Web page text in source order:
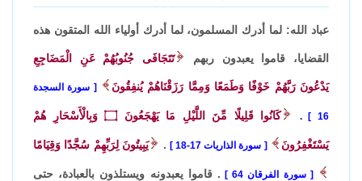
عباد الله: لما أدرك المسلمون، لما أدرك أولياء الله المتقون هذه
القضايا، قاموا يعبدون ربهم تَتَجَافَى جُنُوبُهُمْ عَنِ الْمَضَاجِعِ
يَدْعُونَ رَبَّهُمْ خَوْفًا وَطَمَعًا وَمِمَّا رَزَقْنَاهُمْ يُنفِقُونَ سورة السجدة
16
. كَانُوا قَلِيلًا مِّنَ اللَّيْلِ مَا يَهْجَعُونَ ۝ وَبِالْأَسْحَارِ هُمْ
يَسْتَغْفِرُونَ سورة الذاريات 17-18 . يَبِيتُونَ لِرَبِّهِمْ سُجَّدًا وَقِيَامًا
سورة الفرقان 64 . قاموا يعبدونه ويستلذون بالعبادة، حتى